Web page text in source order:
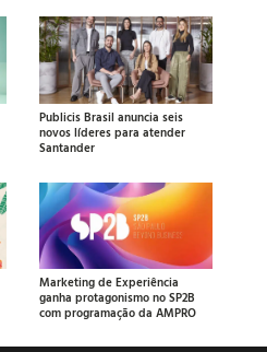
Publicis Brasil anuncia seis
novos líderes para atender
Santander
Marketing de Experiência
ganha protagonismo no SP2B
com programação da AMPRO